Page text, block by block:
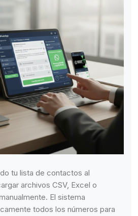
tu lista de contactos al
archivos CSV, Excel o
El sistema
todos los números para